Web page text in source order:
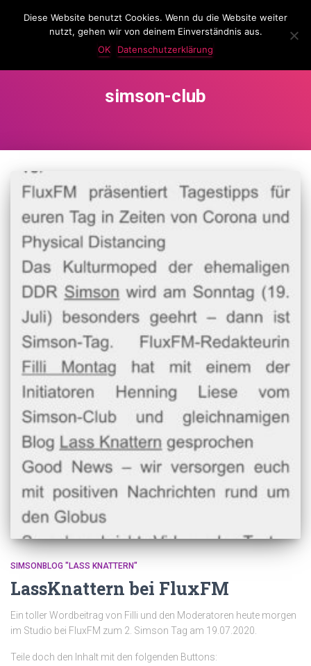
LassKnattern
simson-club
SIMSONBLOG "LASS KNATTERN"
LassKnattern bei FluxFM
Ein toller Wordbeitrag von Filli und den Moderatoren heute morgen
im Studio bei FluxFM zum 2. Simson Tag am 19.07.2020.
Teile doch den Inhalt mit den folgenden Buttons:
Diese Website benutzt Cookies. Wenn du die Website weiter
nutzt, gehen wir von deinem Einverständnis aus.
OK
Datenschutzerklärung